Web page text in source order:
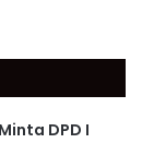
DPD I